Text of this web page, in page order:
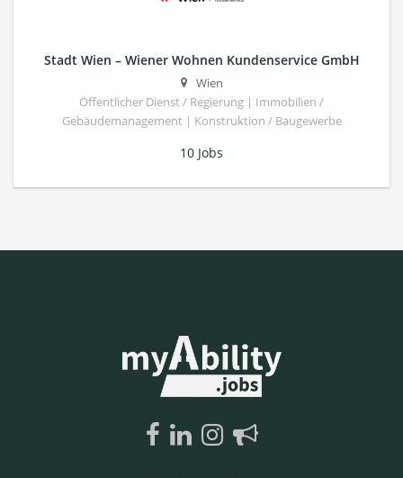
Stadt Wien – Wiener Wohnen Kundenservice GmbH
Wien
Öffentlicher Dienst / Regierung | Immobilien /
Gebäudemanagement | Konstruktion / Baugewerbe
10 Jobs